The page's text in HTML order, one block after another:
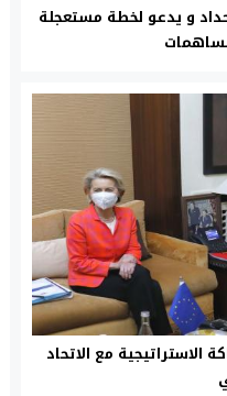
و يدعو لخطة مستعجلة
مع الاتحاد